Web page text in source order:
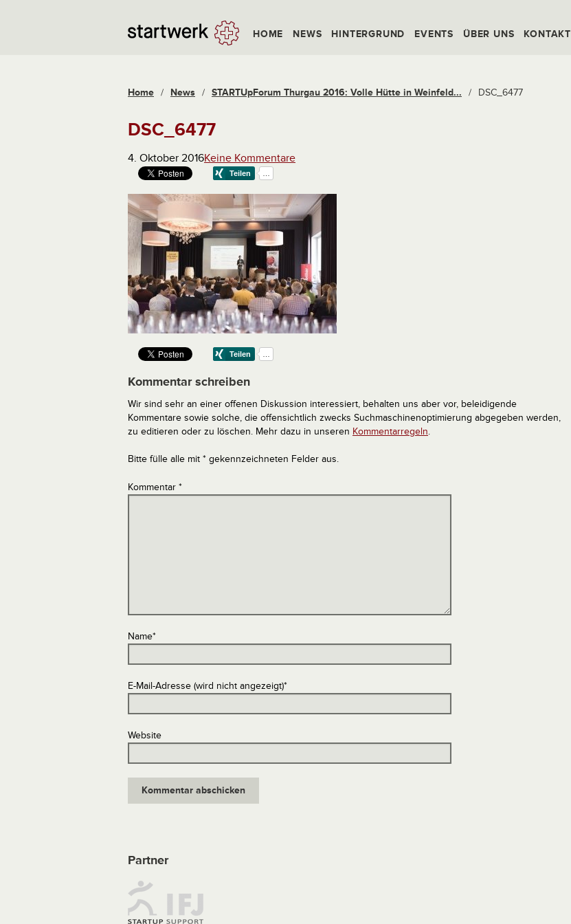
HOME NEWS HINTERGRUND EVENTS ÜBER UNS KONTAKT
Home / News / STARTUpForum Thurgau 2016: Volle Hütte in Weinfeld... / DSC_6477
DSC_6477
4. Oktober 2016Keine Kommentare
Kommentar schreiben
Wir sind sehr an einer offenen Diskussion interessiert, behalten uns aber vor, beleidigende
Kommentare sowie solche, die offensichtlich zwecks Suchmaschinenoptimierung abgegeben werden,
zu editieren oder zu löschen. Mehr dazu in unseren Kommentarregeln.
Bitte fülle alle mit * gekennzeichneten Felder aus.
Kommentar *
Name*
E-Mail-Adresse (wird nicht angezeigt)*
Website
Partner